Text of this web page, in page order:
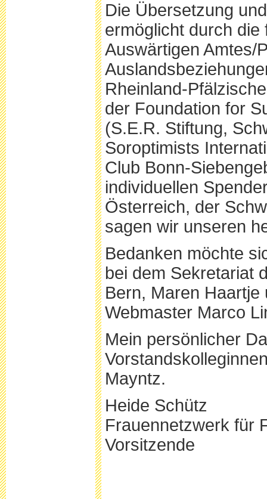
Die Übersetzung
ermöglicht durch
Auswärtigen Amtes/
Rheinland-
der Foundation for
(S.E.R. Stiftung,
Soroptimists
Club Bonn-
individuellen
Österreich, der
sagen wir unseren
Bedanken möchte
bei dem Sekretariat
Bern, Maren
Webmaster Marco
Mein persönlicher
Mayntz.
Heide Schütz
Frauennetzwerk für
Vorsitzende